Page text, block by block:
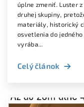
úplne zmeniť. Luster
druhej skupiny,
materiály, historický
osvetlenia do
vyrába...
Celý článok